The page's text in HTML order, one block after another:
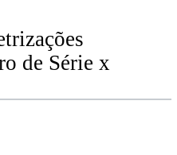
de Série x